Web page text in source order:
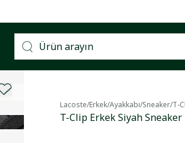
Lacoste/Erkek/Ayakkabı/Sneaker/T-
T-Clip Erkek Siyah Sneaker